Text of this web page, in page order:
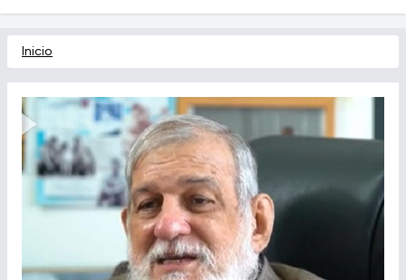
Inicio